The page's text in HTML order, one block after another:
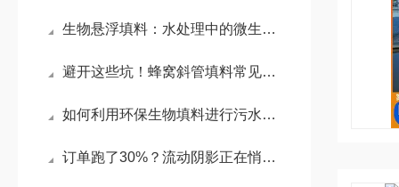
生物悬浮填料：水处理中的微生物生态工工程师
避开这些坑！蜂窝斜管填料常见使用误区与避坑建议
如何利用环保生物填料进行污水处理？
订单跑了30%？流动阴影正在悄悄毁掉你的产品口碑！